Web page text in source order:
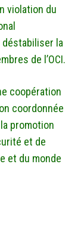
violation du
déstabiliser la
de l’OCI.
coopération
coordonnée
promotion
et de
et du monde